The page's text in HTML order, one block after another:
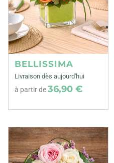
BELLISSIMA
Livraison dès aujourd'hui
à partir de36,90 €